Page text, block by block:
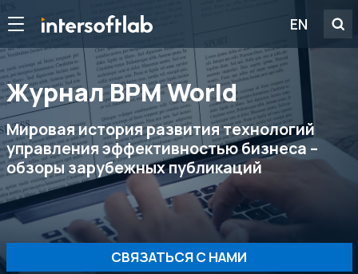
EN
Журнал ВРМ World
Мировая история развития технологий
управления эффективностью бизнеса –
обзоры зарубежных публикаций
СВЯЗАТЬСЯ С НАМИ